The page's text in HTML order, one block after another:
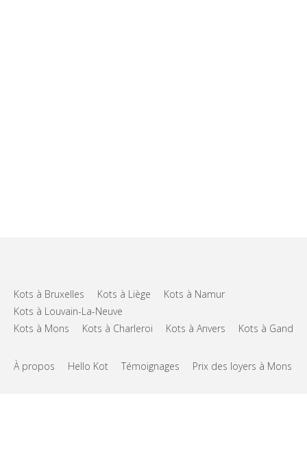
Kots à Bruxelles Kots à Liège
Kots à Namur
Kots à Louvain-La-Neuve
Kots à Mons
Kots à Charleroi Kots à Anvers Kots à Gand
À propos Hello Kot Témoignages Prix des loyers à Mons